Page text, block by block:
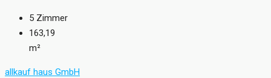
5 Zimmer
163,19
m²
allkauf haus GmbH